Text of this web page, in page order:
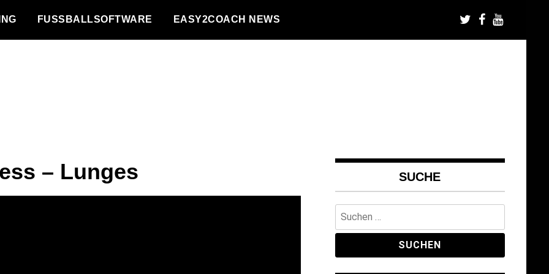
FUSSBALLSOFTWARE EASY2COACH NEWS
– Lunges SUCHE
Suchen
nach: